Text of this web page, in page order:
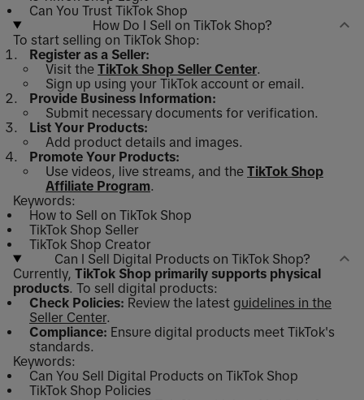
Can You Trust TikTok Shop
How Do I Sell on TikTok Shop?
To start selling on TikTok Shop:
Register as a Seller:
Visit the TikTok Shop Seller Center.
Sign up using your TikTok account or email.
Provide Business Information:
Submit necessary documents for verification.
List Your Products:
Add product details and images.
Promote Your Products:
Use videos, live streams, and the TikTok Shop
Affiliate Program.
Keywords:
How to Sell on TikTok Shop
TikTok Shop Seller
TikTok Shop Creator
Can I Sell Digital Products on TikTok Shop?
Currently, TikTok Shop primarily supports physical
products. To sell digital products:
Check Policies: Review the latest guidelines in the
Seller Center.
Compliance: Ensure digital products meet TikTok's
standards.
Keywords:
Can You Sell Digital Products on TikTok Shop
TikTok Shop Policies